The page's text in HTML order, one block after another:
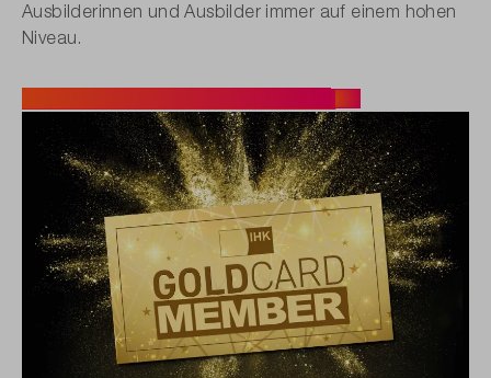
Ausbilderinnen und Ausbilder immer auf einem hohen
Niveau.